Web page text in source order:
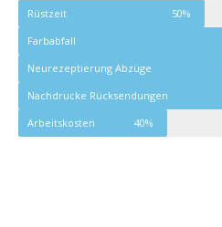
Rüstzeit
50%
Farbabfall
Neurezeptierung Abzüge
Nachdrucke Rücksendungen
Arbeitskosten
40%